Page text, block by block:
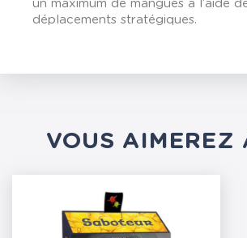
un maximum de mangues à l’aide
déplacements stratégiques.
VOUS AIMEREZ